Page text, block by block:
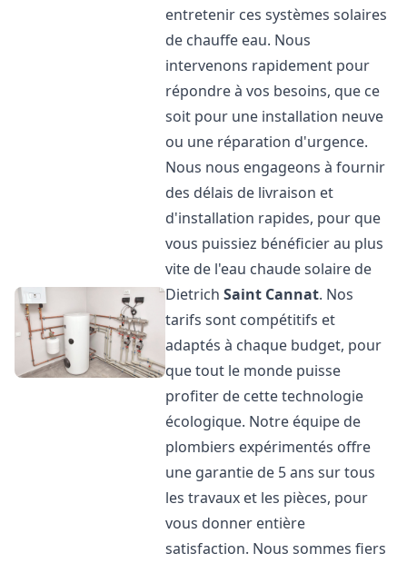
entretenir ces systèmes solaires
de chauffe eau. Nous
intervenons rapidement pour
répondre à vos besoins, que ce
soit pour une installation neuve
ou une réparation d'urgence.
Nous nous engageons à fournir
des délais de livraison et
d'installation rapides, pour que
vous puissiez bénéficier au plus
vite de l'eau chaude solaire de
DietrichSaint Cannat. Nos
tarifs sont compétitifs et
adaptés à chaque budget, pour
que tout le monde puisse
profiter de cette technologie
écologique. Notre équipe de
plombiers expérimentés offre
une garantie de 5 ans sur tous
les travaux et les pièces, pour
vous donner entière
satisfaction. Nous sommes fiers